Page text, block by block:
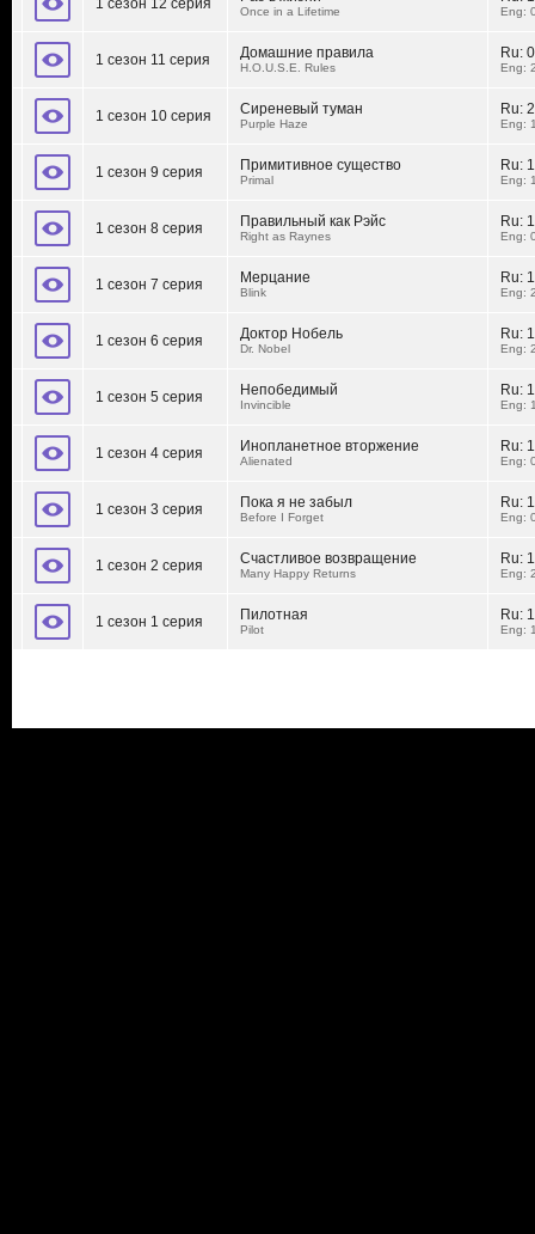
1 сезон 12 серия Once in a Lifetime Eng:
1 сезон 11 серия Домашние правила
H.O.U.S.E. Rules
Ru:
Eng:
1 сезон 10 серия Сиреневый туман
Purple Haze
Ru:
Eng:
1 сезон 9 серия Примитивное существо
Primal
Ru:
Eng:
1 сезон 8 серия Правильный как Рэйс
Right as Raynes
Ru:
Eng:
1 сезон 7 серия Мерцание
Blink
Ru:
Eng:
1 сезон 6 серия Доктор Нобель
Dr. Nobel
Ru:
Eng:
1 сезон 5 серия Непобедимый
Invincible
Ru:
Eng:
1 сезон 4 серия Инопланетное вторжение
Alienated
Ru:
Eng:
1 сезон 3 серия Пока я не забыл
Before I Forget
Ru:
Eng:
1 сезон 2 серия Счастливое возвращение
Many Happy Returns
Ru:
Eng:
1 сезон 1 серия Пилотная
Pilot
Ru:
Eng: